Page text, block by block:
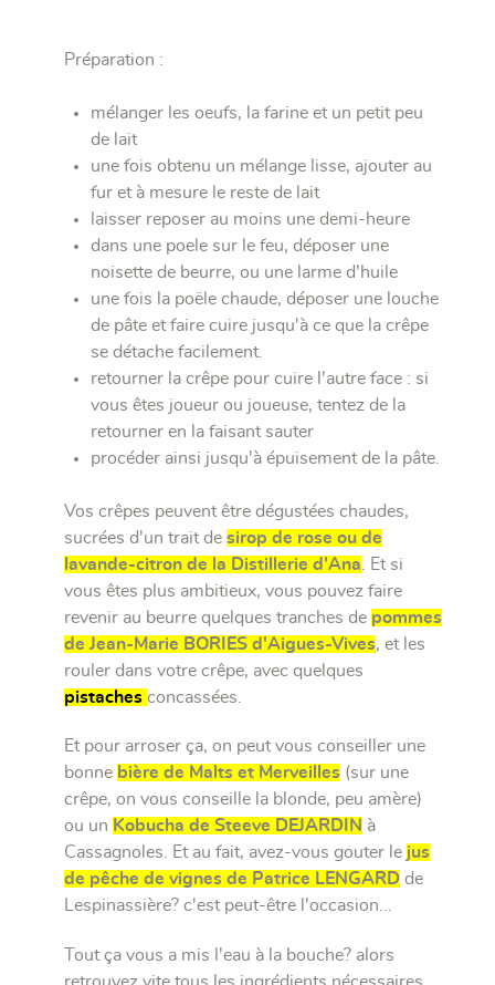
Préparation :
mélanger les oeufs, la farine et un petit peu
de lait
une fois obtenu un mélange lisse, ajouter au
fur et à mesure le reste de lait
laisser reposer au moins une demi-heure
dans une poele sur le feu, déposer une
noisette de beurre, ou une larme d'huile
une fois la poële chaude, déposer une louche
de pâte et faire cuire jusqu'à ce que la crêpe
se détache facilement.
retourner la crêpe pour cuire l'autre face : si
vous êtes joueur ou joueuse, tentez de la
retourner en la faisant sauter
procéder ainsi jusqu'à épuisement de la pâte.
Vos crêpes peuvent être dégustées chaudes,
sucrées d'un trait de sirop de rose ou de
lavande-citron de la Distillerie d'Ana . Et si
vous êtes plus ambitieux, vous pouvez faire
revenir au beurre quelques tranches de pommes
de Jean-Marie BORIES d'Aigues-Vives, et les
rouler dans votre crêpe, avec quelques
pistaches concassées.
Et pour arroser ça, on peut vous conseiller une
bonne bière de Malts et Merveilles (sur une
crêpe, on vous conseille la blonde, peu amère)
ou un Kobucha de Steeve DEJARDIN à
Cassagnoles. Et au fait, avez-vous gouter le jus
de pêche de vignes de Patrice LENGARD de
Lespinassière? c'est peut-être l'occasion...
Tout ça vous a mis l'eau à la bouche? alors